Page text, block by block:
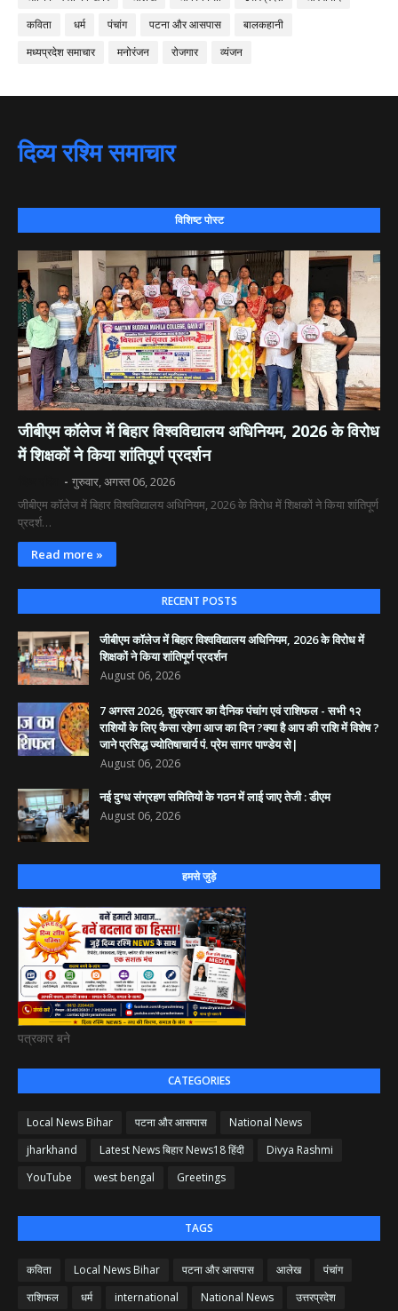
कविता
धर्म पंचांग पटना और आसपास
बालकहानी
मध्यप्रदेश समाचार
मनोरंजन रोजगार व्यंजन
दिव्य रश्मि समाचार
विशिष्ट पोस्ट
जीबीएम कॉलेज में बिहार विश्वविद्यालय अधिनियम, 2026 के विरोध
में शिक्षकों ने किया शांतिपूर्ण प्रदर्शन
गुरुवार, अगस्त 06, 2026
जीबीएम कॉलेज में बिहार विश्वविद्यालय अधिनियम, 2026 के विरोध में शिक्षकों ने किया शांतिपूर्ण
प्रदर्श…
Read more »
RECENT POSTS
जीबीएम कॉलेज में बिहार विश्वविद्यालय अधिनियम, 2026 के विरोध में
शिक्षकों ने किया शांतिपूर्ण प्रदर्शन
August 06, 2026
7 अगस्त 2026, शुक्रवार का दैनिक पंचांग एवं राशिफल - सभी १२
राशियों के लिए कैसा रहेगा आज का दिन ?क्या है आप की राशि में विशेष ?
जाने प्रसिद्ध ज्योतिषाचार्य पं. प्रेम सागर पाण्डेय से|
August 06, 2026
नई दुग्ध संग्रहण समितियों के गठन में लाई जाए तेजी : डीएम
August 06, 2026
हमसे जुड़े
पत्रकार बने
CATEGORIES
Local News Bihar पटना और आसपास
National News
jharkhand
Latest News बिहार News18 हिंदी
Divya Rashmi
YouTube
west bengal Greetings
TAGS
कविता Local News Bihar पटना और आसपास आलेख
पंचांग
राशिफल
धर्म international National News
उत्तरप्रदेश